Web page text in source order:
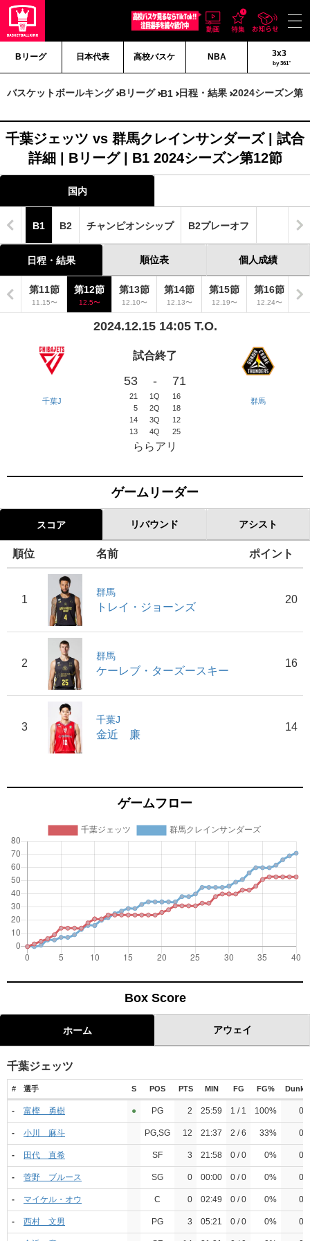
Bリーグ 日本代表 高校バスケ NBA 3x3
by 361°
バスケットボールキング Bリーグ B1 日程・結果 2024シーズン第
千葉ジェッツ vs 群馬クレインサンダーズ | 試合
詳細 | Bリーグ | B1 2024シーズン第12節
国内
B1 B2 チャンピオンシップ B2プレーオフ
日程・結果 順位表 個人成績
節
〜
第11節
11.15〜
第12節
12.5〜
第13節
12.10〜
第14節
12.13〜
第15節
12.19〜
第16節
12.24〜
2024.12.15 14:05 T.O.
千葉J
試合終了
53 - 71
21 1Q
16
5
2Q
18
14
3Q
12
13
4Q 25
ららアリ
群馬
ゲームリーダー
スコア リバウンド アシスト
順位 名前 ポイント
1
群馬
トレイ・ジョーンズ
20
2
群馬
ケーレブ・ターズースキー
16
3
千葉J
金近 廉
14
ゲームフロー
Box Score
ホーム アウェイ
千葉ジェッツ
# 選手 S POS PTS MIN FG FG% Dunk
- 富樫 勇樹 ●︎ PG 2 25:59 1 / 1 100% 0
- 小川 麻斗 PG,SG 12 21:37 2 / 6 33% 0
- 田代 直希 SF 3 21:58 0 / 0 0% 0
- 菅野 ブルース SG 0 00:00 0 / 0 0% 0
- マイケル・オウ C 0 02:49 0 / 0 0% 0
- 西村 文男 PG 3 05:21 0 / 0 0% 0